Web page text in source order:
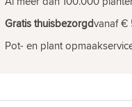
Gratis thuisbezorgdvanaf €
Pot- en plant